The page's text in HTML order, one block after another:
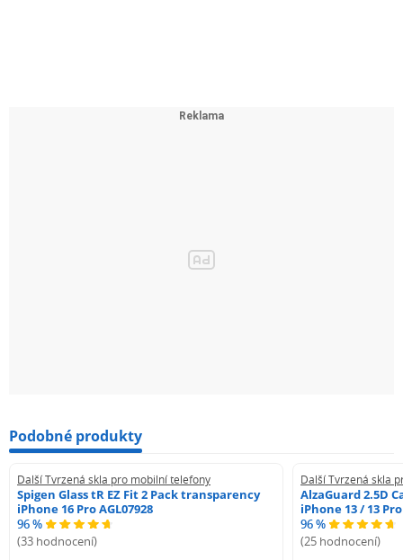
Podobné produkty
Další Tvrzená skla pro mobilní telefony
Spigen Glass tR EZ Fit 2 Pack transparency
iPhone 16 Pro AGL07928
96 %
(33 hodnocení)
Další Tvrzená skla
AlzaGuard 2.5D
iPhone 13 / 13 Pro
96 %
(25 hodnocení)